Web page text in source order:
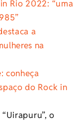
Rio 2022: “uma
a
na
conheça
do Rock in
o